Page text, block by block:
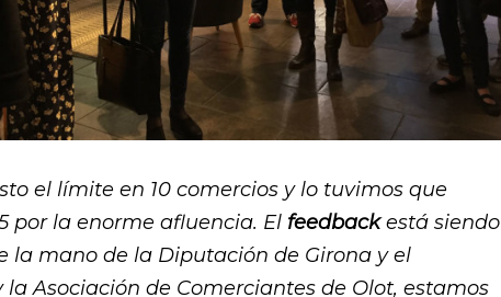
el límite en 10 comercios y lo tuvimos que
por la enorme afluencia. El feedbackestá siendo
la mano de la Diputación de Girona y el
Asociación de Comerciantes de Olot, estamos